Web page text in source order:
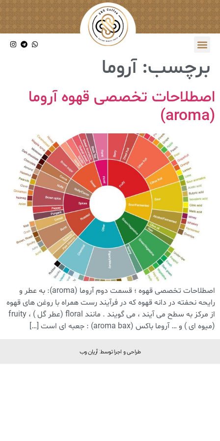
برچسب:آروما
اصطلاحات تخصصی قهوه آروما
(aroma)
اصطلاحات تخصصی قهوه ؛ قسمت دوم آروما (aroma): به عطر و
رایحه نحفته در دانه قهوه که در فرآیند رست همراه با روغن های قهوه
از مرکز به سطح می آیند ، می گویند . مانند floral (عطر گل ) ، fruity
(میوه ای ) و … آروما باکس (aroma bax) : جعبه ای است […]
طراحی و اجرا توسط: آریان وب